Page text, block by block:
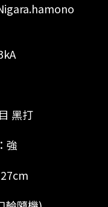
黑打
強